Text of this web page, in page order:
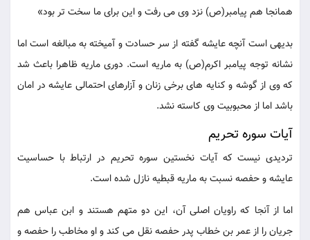
همانجا هم پیامبر(ص) نزد وی می رفت و این برای ما سخت تر بود»
بدیهی است آنچه عایشه گفته از سر حسادت و آمیخته به مبالغه است اما
نشانه توجه پیامبر اکرم(ص) به ماریه است. دوری ماریه ظاهرا باعث شد
که وی از گوشه و کنایه های برخی زنان و آزارهای احتمالی عایشه در امان
باشد اما از محبوبیت وی کاسته نشد.
آیات سوره تحریم
تردیدی نیست که آیات نخستین سوره تحریم در ارتباط با حساسیت
عایشه و حفصه نسبت به ماریه قبطیه نازل شده است.
اما از آنجا که راویان اصلی آن، این دو متهم هستند و ابن عباس هم
جریان را از عمر بن خطاب پدر حفصه نقل می کند و او مخاطب را حفصه و